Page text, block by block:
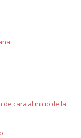
de cara al inicio de la